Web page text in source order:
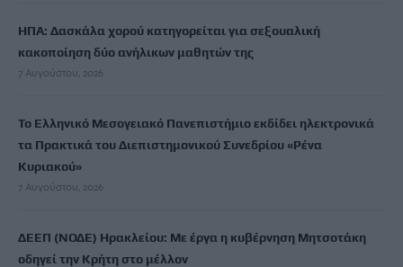
ΗΠΑ: Δασκάλα χορού κατηγορείται για σεξουαλική
κακοποίηση δύο ανήλικων μαθητών της
7 Αυγούστου, 2026
Το Ελληνικό Μεσογειακό Πανεπιστήμιο εκδίδει ηλεκτρονικά
τα Πρακτικά του Διεπιστημονικού Συνεδρίου «Ρένα
Κυριακού»
7 Αυγούστου, 2026
ΔΕΕΠ (ΝΟΔΕ) Ηρακλείου: Με έργα η κυβέρνηση Μητσοτάκη
οδηγεί την Κρήτη στο μέλλον